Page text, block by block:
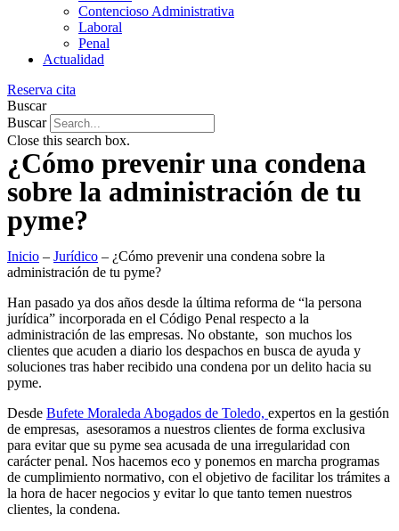
Contencioso Administrativa
Laboral
Penal
Actualidad
Reserva cita
Buscar
Buscar
Close this search box.
¿Cómo prevenir una condena
sobre la administración de tu
pyme?
Inicio – Jurídico – ¿Cómo prevenir una condena sobre la
administración de tu pyme?
Han pasado ya dos años desde la última reforma de “la persona
jurídica” incorporada en el Código Penal respecto a la
administración de las empresas. No obstante, son muchos los
clientes que acuden a diario los despachos en busca de ayuda y
soluciones tras haber recibido una condena por un delito hacia su
pyme.
Desde Bufete Moraleda Abogados de Toledo, expertos en la gestión
de empresas, asesoramos a nuestros clientes de forma exclusiva
para evitar que su pyme sea acusada de una irregularidad con
carácter penal. Nos hacemos eco y ponemos en marcha programas
de cumplimiento normativo, con el objetivo de facilitar los trámites a
la hora de hacer negocios y evitar lo que tanto temen nuestros
clientes, la condena.